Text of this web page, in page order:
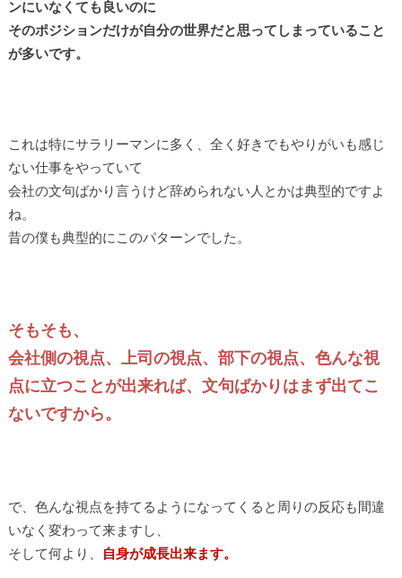
ンにいなくても良いのに
そのポジションだけが自分の世界だと思ってしまっていること
が多いです。
これは特にサラリーマンに多く、全く好きでもやりがいも感じ
ない仕事をやっていて
会社の文句ばかり言うけど辞められない人とかは典型的ですよ
ね。
昔の僕も典型的にこのパターンでした。
そもそも、
会社側の視点、上司の視点、部下の視点、色んな視
点に立つことが出来れば、文句ばかりはまず出てこ
ないですから。
で、色んな視点を持てるようになってくると周りの反応も間違
いなく変わって来ますし、
そして何より、
自身が成長出来ます。